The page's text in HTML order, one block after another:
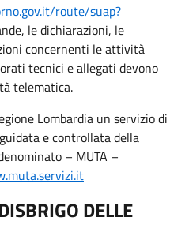
route/suap?
le dichiarazioni, le
concernenti le attività
tecnici e allegati devono
telematica.
Lombardia un servizio di
e controllata della
– MUTA –
DELLE